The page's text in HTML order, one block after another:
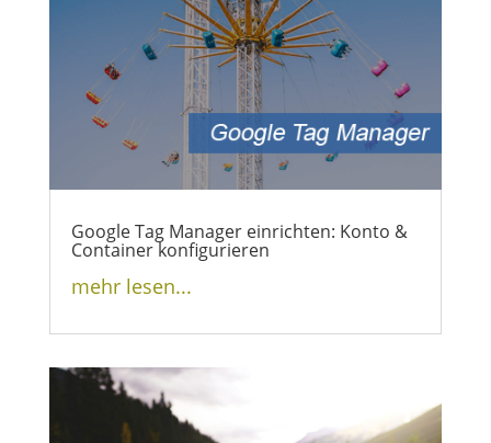
Google Tag Manager einrichten: Konto &
Container konfigurieren
mehr lesen...